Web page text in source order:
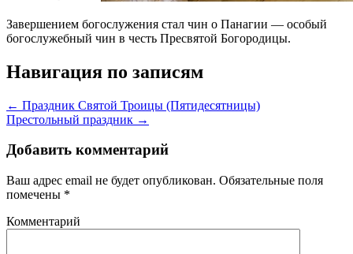
Завершением богослужения стал чин о Панагии — особый
богослужебный чин в честь Пресвятой Богородицы.
Навигация по записям
← Праздник Святой Троицы (Пятидесятницы)
Престольный праздник →
Добавить комментарий
Ваш адрес email не будет опубликован. Обязательные поля
помечены *
Комментарий